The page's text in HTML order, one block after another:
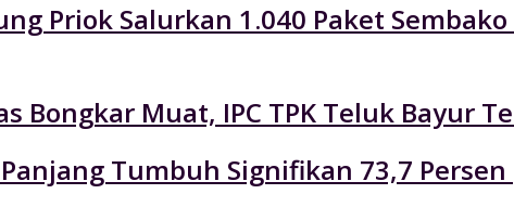
Priok Salurkan 1.040 Paket
Bongkar Muat, IPC TPK Teluk Bayur
Tumbuh Signifikan 73,7